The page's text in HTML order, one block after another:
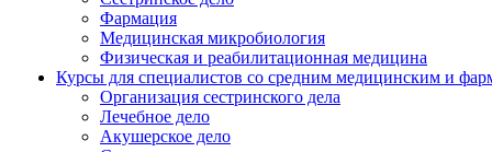
Фармация
Медицинская микробиология
Физическая и реабилитационная медицина
Курсы для специалистов со средним медицинским и
Организация сестринского дела
Лечебное дело
Акушерское дело